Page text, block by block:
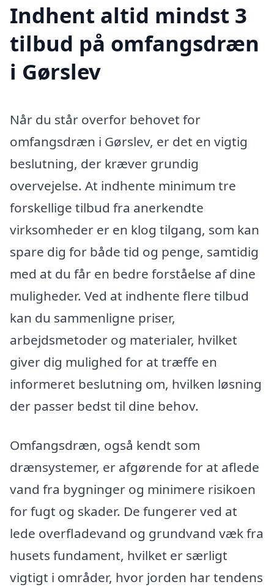
Indhent altid mindst 3
tilbud på omfangsdræn
i Gørslev
Når du står overfor behovet for
omfangsdræn i Gørslev, er det en vigtig
beslutning, der kræver grundig
overvejelse. At indhente minimum tre
forskellige tilbud fra anerkendte
virksomheder er en klog tilgang, som kan
spare dig for både tid og penge, samtidig
med at du får en bedre forståelse af dine
muligheder. Ved at indhente flere tilbud
kan du sammenligne priser,
arbejdsmetoder og materialer, hvilket
giver dig mulighed for at træffe en
informeret beslutning om, hvilken løsning
der passer bedst til dine behov.
Omfangsdræn, også kendt som
drænsystemer, er afgørende for at aflede
vand fra bygninger og minimere risikoen
for fugt og skader. De fungerer ved at
lede overfladevand og grundvand væk fra
husets fundament, hvilket er særligt
vigtigt i områder, hvor jorden har tendens